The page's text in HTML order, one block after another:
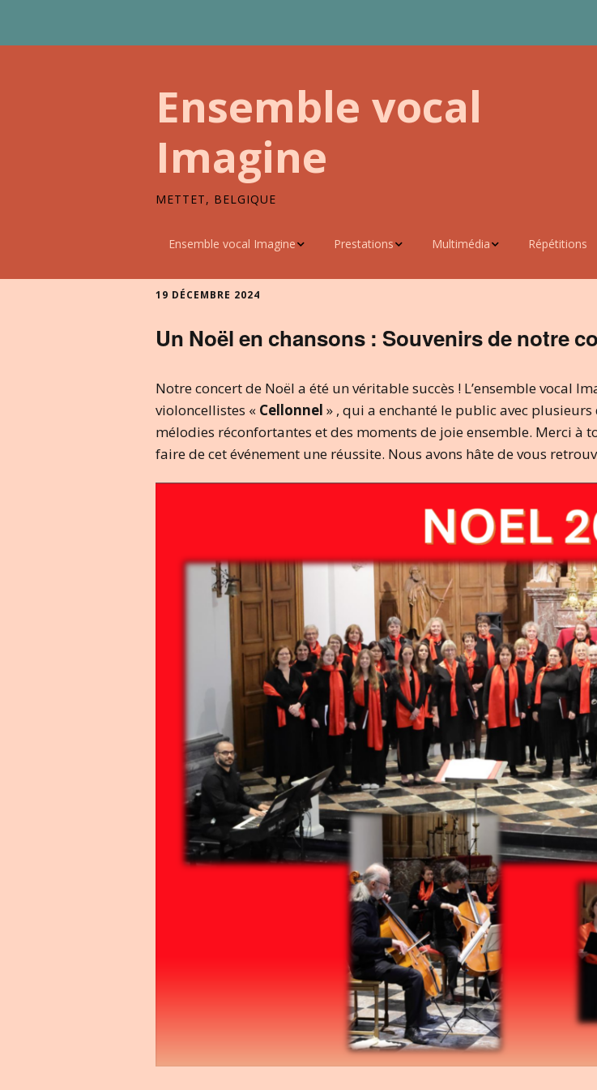
Ensemble vocal
Imagine
METTET, BELGIQUE
Ensemble vocal Imagine
Le choeur
Prestations
Nos prestations
Multimédia
Photos
Répétitions
19 DÉCEMBRE 2024
Un Noël en chansons : Souvenirs de notre
Notre concert de Noël a été un véritable succès ! L’ensemble vocal
violoncellistes « Cellonnel » , qui a enchanté le public avec
mélodies réconfortantes et des moments de joie ensemble. Merci
faire de cet événement une réussite. Nous avons hâte de vous